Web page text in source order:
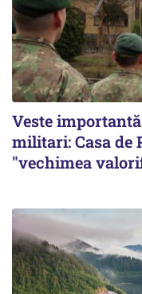
Veste
militari: Casa de
"vechimea